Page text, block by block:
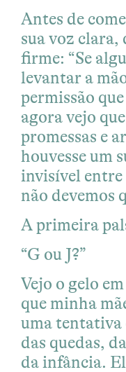
Antes de
sua voz clara,
firme: “Se
levantar a
permissão
agora vejo
promessas e
houvesse um
invisível entre
não devemos
A primeira
“G ou J?”
Vejo o gelo
que minha
uma tentativa
das quedas,
da infância.